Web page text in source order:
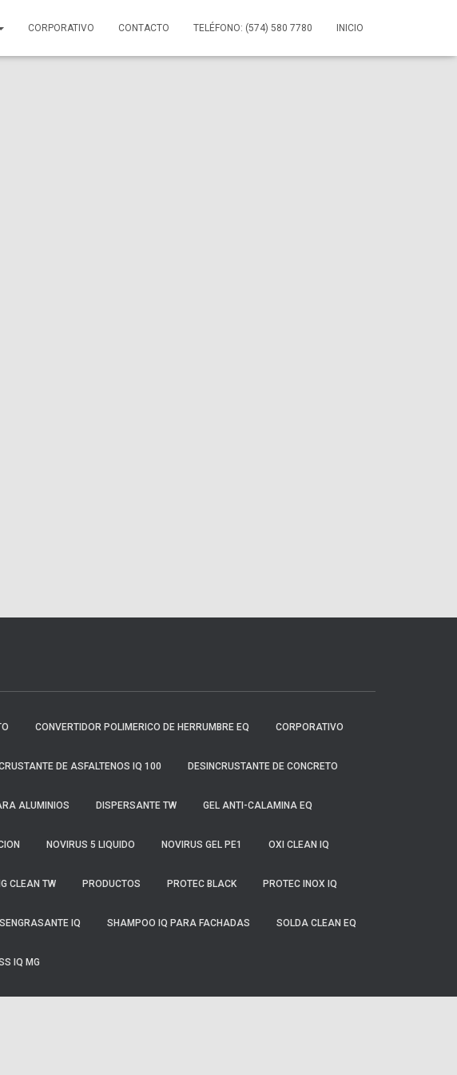
CORPORATIVO CONTACTO TELÉFONO: (574) 580 7780 INICIO
CONVERTIDOR POLIMERICO DE HERRUMBRE EQ CORPORATIVO
DE ASFALTENOS IQ 100 DESINCRUSTANTE DE CONCRETO
ALUMINIOS DISPERSANTE TW GEL ANTI-CALAMINA EQ
NOVIRUS 5 LIQUIDO NOVIRUS GEL PE1 OXI CLEAN IQ
CLEAN TW PRODUCTOS PROTEC BLACK PROTEC INOX IQ
IQ SHAMPOO IQ PARA FACHADAS SOLDA CLEAN EQ
IQ MG